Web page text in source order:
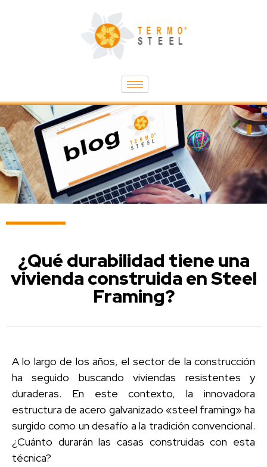
¿Qué durabilidad tiene una
vivienda construida en Steel
Framing?
A lo largo de los años, el sector de la construcción
ha seguido buscando viviendas resistentes y
duraderas. En este contexto, la innovadora
estructura de acero galvanizado «steel framing» ha
surgido como un desafío a la tradición convencional.
¿Cuánto durarán las casas construidas con esta
técnica?